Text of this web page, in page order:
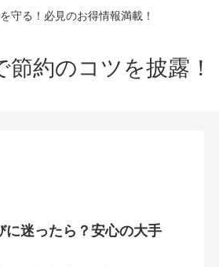
守る！必見のお得情報満載！
約のコツを披露！
に迷ったら？安心の大手